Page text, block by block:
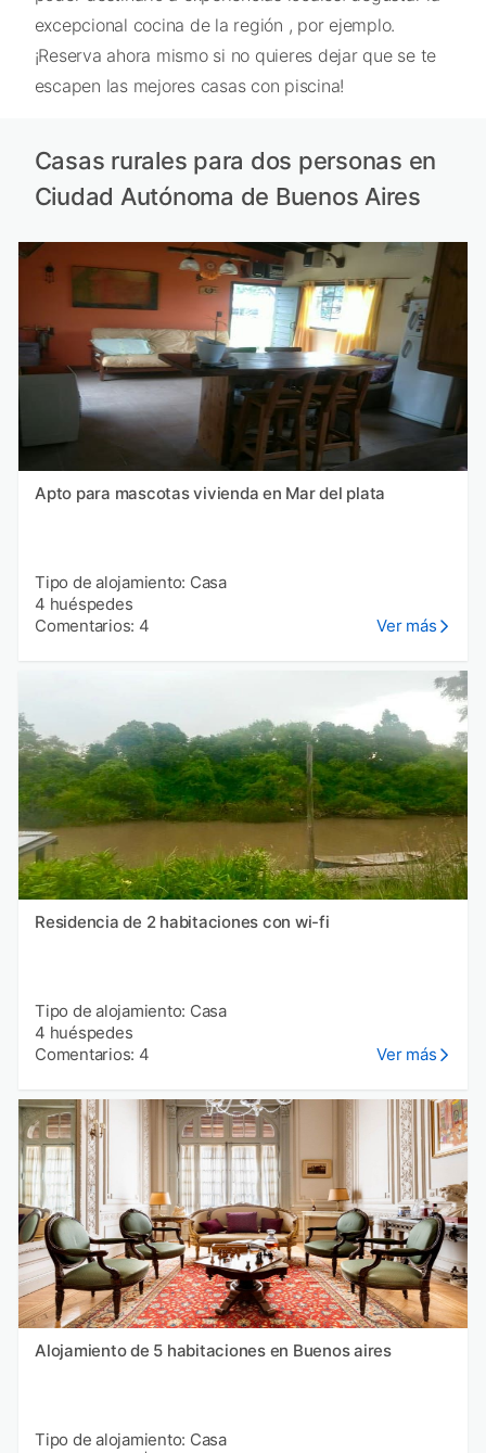
excepcional cocina de la región , por ejemplo.
¡Reserva ahora mismo si no quieres dejar que se te
escapen las mejores casas con piscina!
Casas rurales para dos personas en
Ciudad Autónoma de Buenos Aires
Apto para mascotas vivienda en Mar del plata
Tipo de alojamiento: Casa
4 huéspedes
Comentarios: 4
Ver más
Residencia de 2 habitaciones con wi-fi
Tipo de alojamiento: Casa
4 huéspedes
Comentarios: 4
Ver más
Alojamiento de 5 habitaciones en Buenos aires
Tipo de alojamiento: Casa